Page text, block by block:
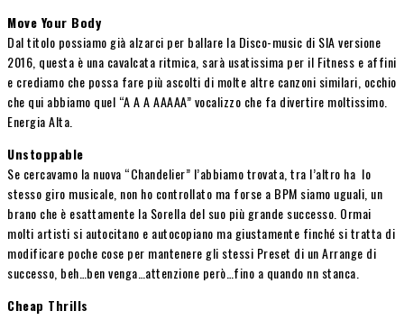
Move Your Body
Dal titolo possiamo già alzarci per ballare la Disco-music di SIA versione
2016, questa è una cavalcata ritmica, sarà usatissima per il Fitness e affini
e crediamo che possa fare più ascolti di molte altre canzoni similari, occhio
che qui abbiamo quel “A A A AAAAA” vocalizzo che fa divertire moltissimo.
Energia Alta.
Unstoppable
Se cercavamo la nuova “Chandelier” l’abbiamo trovata, tra l’altro ha lo
stesso giro musicale, non ho controllato ma forse a BPM siamo uguali, un
brano che è esattamente la Sorella del suo più grande successo. Ormai
molti artisti si autocitano e autocopiano ma giustamente finché si tratta di
modificare poche cose per mantenere gli stessi Preset di un Arrange di
successo, beh…ben venga…attenzione però…fino a quando nn stanca.
Cheap Thrills